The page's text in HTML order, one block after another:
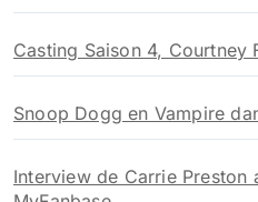
Casting Saison 4, Courtney
Snoop Dogg en Vampire
Interview de Carrie Preston